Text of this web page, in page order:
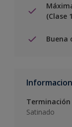
(Clase
Buena
Terminación
Satinado